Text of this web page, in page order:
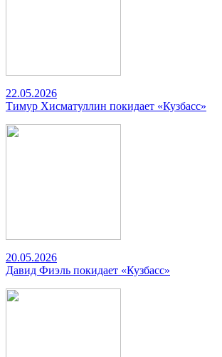
22.05.2026
Тимур Хисматуллин покидает «Кузбасс»
20.05.2026
Давид Фиэль покидает «Кузбасс»